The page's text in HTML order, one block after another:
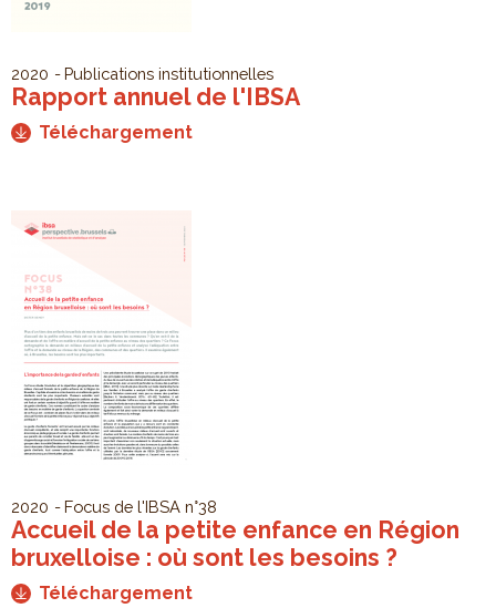
2020 Publications institutionnelles
Rapport annuel de l'IBSA
Téléchargement
2020 Focus de l'IBSA n°38
Accueil de la petite enfance en Région
bruxelloise : où sont les besoins ?
Téléchargement